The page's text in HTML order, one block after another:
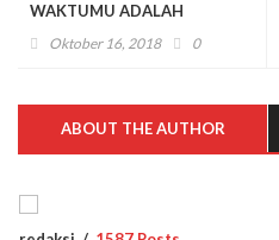
WAKTUMU ADALAH
UMURMU
Oktober 16, 2018 0
ABOUT THE AUTHOR